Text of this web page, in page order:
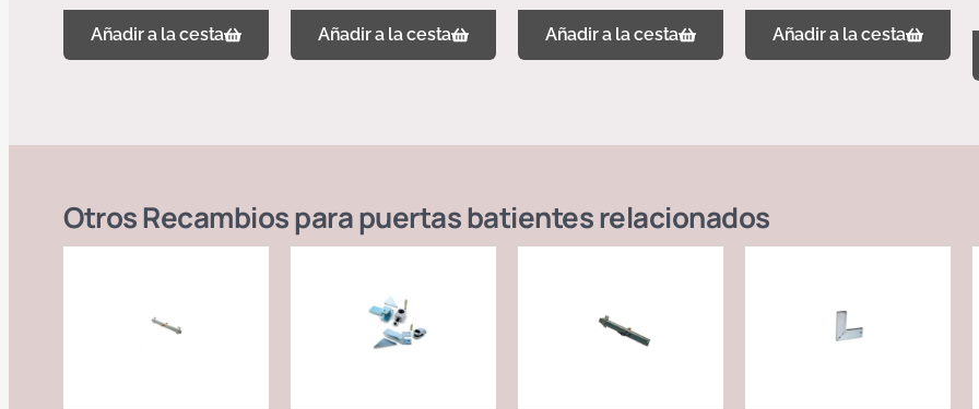
Añadir a la cesta Añadir a la cesta Añadir a la cesta Añadir a la cesta
OtrosRecambios para puertas batientesrelacionados